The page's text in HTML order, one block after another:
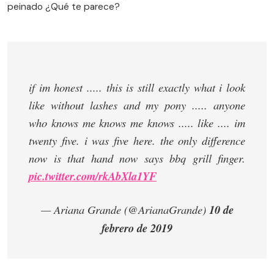
peinado ¿Qué te parece?
if im honest ..... this is still exactly what i look
like without lashes and my pony ..... anyone
who knows me knows me knows ..... like .... im
twenty five. i was five here. the only difference
now is that hand now says bbq grill finger.
pic.twitter.com/rkAbXla1YF
— Ariana Grande (@ArianaGrande) 10 de
febrero de 2019